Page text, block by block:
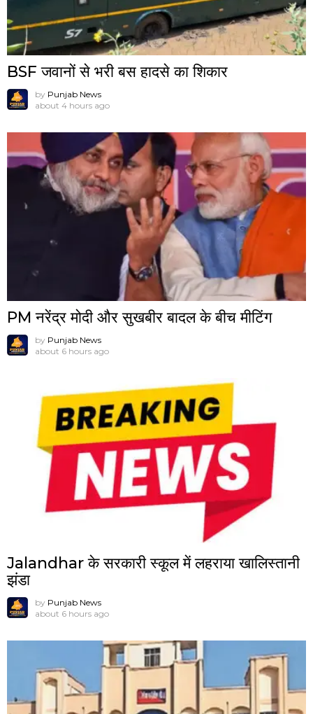
BSF जवानों से भरी बस हादसे का शिकार
by Punjab News
about 4 hours ago
PM नरेंद्र मोदी और सुखबीर बादल के बीच मीटिंग
by Punjab News
about 6 hours ago
Jalandhar के सरकारी स्कूल में लहराया खालिस्तानी
झंडा
by Punjab News
about 6 hours ago